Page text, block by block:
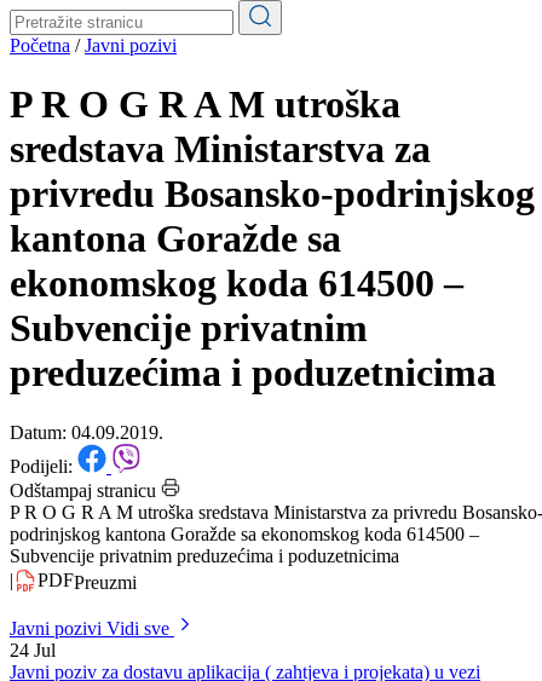
Pale-Prača
Kontakt
Početna /Javni pozivi
P R O G R A M utroška
sredstava Ministarstva za
privredu Bosansko-podrinjskog
kantona Goražde sa
ekonomskog koda 614500 –
Subvencije privatnim
preduzećima i poduzetnicima
Datum: 04.09.2019.
Podijeli:
Odštampaj stranicu
P R O G R A M utroška sredstava Ministarstva za privredu Bosansko-
Subvencije privatnim preduzećima i poduzetnicima
|
PDF